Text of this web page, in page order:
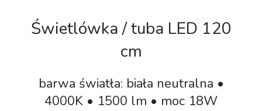
Świetlówka / tuba LED 120
cm
barwa światła: biała neutralna •
4000K • 1500 lm • moc 18W